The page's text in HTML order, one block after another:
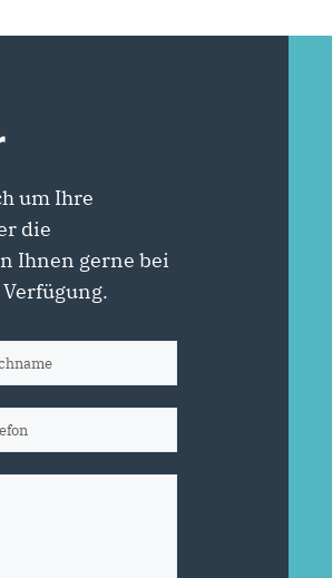
um Ihre
die
Ihnen gerne bei